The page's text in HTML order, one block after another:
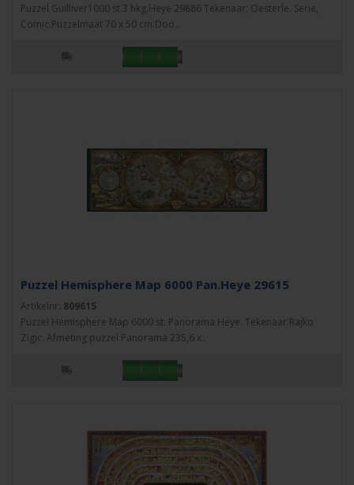
Puzzel Guilliver1000 st.3 hkg.Heye 29886 Tekenaar; Oesterle. Serie,
Comic.Puzzelmaat 70 x 50 cm.Doo..
Puzzel Hemisphere Map 6000 Pan.Heye 29615
Artikelnr: 809615
Puzzel Hemisphere Map 6000 st. Panorama Heye. Tekenaar Rajko
Zigic. Afmeting puzzel Panorama 235,6 x..